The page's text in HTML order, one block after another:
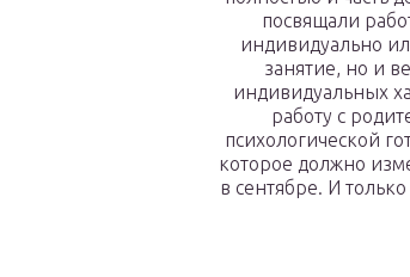
посвящали
индивидуально
занятие, но и
индивидуальных
работу с
психологической
которое должно
в сентябре. И